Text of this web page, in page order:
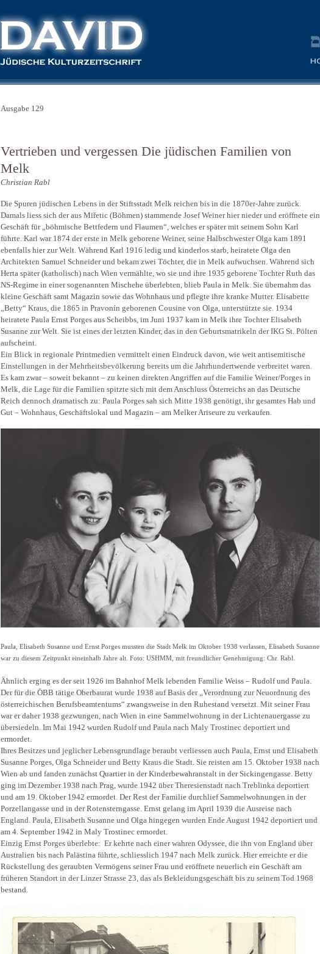
Ausgabe 129
Vertrieben und vergessen Die jüdischen Familien von
Melk
Christian Rabl
Die Spuren jüdischen Lebens in der Stiftsstadt Melk reichen bis in die 1870er-Jahre zurück.
Damals liess sich der aus Miřetic (Böhmen) stammende Josef Weiner hier nieder und eröffnete ein
Geschäft für „böhmische Bettfedern und Flaumen“, welches er später mit seinem Sohn Karl
führte. Karl war 1874 der erste in Melk geborene Weiner, seine Halbschwester Olga kam 1891
ebenfalls hier zur Welt. Während Karl 1916 ledig und kinderlos starb, heiratete Olga den
Architekten Samuel Schneider und bekam zwei Töchter, die in Melk aufwuchsen. Während sich
Herta später (katholisch) nach Wien vermählte, wo sie und ihre 1935 geborene Tochter Ruth das
NS-Regime in einer sogenannten Mischehe überlebten, blieb Paula in Melk. Sie übernahm das
kleine Geschäft samt Magazin sowie das Wohnhaus und pflegte ihre kranke Mutter. Elisabette
„Betty“ Kraus, die 1865 in Pravonín geborenen Cousine von Olga, unterstützte sie. 1934
heiratete Paula Ernst Porges aus Scheibbs, im Juni 1937 kam in Melk ihre Tochter Elisabeth
Susanne zur Welt. Sie ist eines der letzten Kinder, das in den Geburtsmatrikeln der IKG St. Pölten
aufscheint.
Ein Blick in regionale Printmedien vermittelt einen Eindruck davon, wie weit antisemitische
Einstellungen in der Mehrheitsbevölkerung bereits um die Jahrhundertwende verbreitet waren.
Es kam zwar – soweit bekannt – zu keinen direkten Angriffen auf die Familie Weiner/Porges in
Melk, die Lage für die Familien spitzte sich mit dem Anschluss Österreichs an das Deutsche
Reich dennoch dramatisch zu: Paula Porges sah sich Mitte 1938 genötigt, ihr gesamtes Hab und
Gut – Wohnhaus, Geschäftslokal und Magazin – am Melker Ariseure zu verkaufen.
Paula, Elisabeth Susanne und Ernst Porges mussten die Stadt Melk im Oktober 1938 verlassen, Elisabeth Susanne
war zu diesem Zeitpunkt eineinhalb Jahre alt. Foto: USHMM, mit freundlicher Genehmigung: Chr. Rabl.
Ähnlich erging es der seit 1926 im Bahnhof Melk lebenden Familie Weiss – Rudolf und Paula.
Der für die ÖBB tätige Oberbaurat wurde 1938 auf Basis der „Verordnung zur Neuordnung des
österreichischen Berufsbeamtentums“ zwangsweise in den Ruhestand versetzt. Mit seiner Frau
war er daher 1938 gezwungen, nach Wien in eine Sammelwohnung in der Lichtenauergasse zu
übersiedeln. Im Mai 1942 wurden Rudolf und Paula nach Maly Trostinec deportiert und
ermordet.
Ihres Besitzes und jeglicher Lebensgrundlage beraubt verliessen auch Paula, Ernst und Elisabeth
Susanne Porges, Olga Schneider und Betty Kraus die Stadt. Sie reisten am 15. Oktober 1938 nach
Wien ab und fanden zunächst Quartier in der Kinderbewahranstalt in der Sickingengasse. Betty
ging im Dezember 1938 nach Prag, wurde 1942 über Theresienstadt nach Treblinka deportiert
und am 19. Oktober 1942 ermordet. Der Rest der Familie durchlief Sammelwohnungen in der
Porzellangasse und in der Rotensterngasse. Ernst gelang im April 1939 die Ausreise nach
England. Paula, Elisabeth Susanne und Olga hingegen wurden Ende August 1942 deportiert und
am 4. September 1942 in Maly Trostinec ermordet.
Einzig Ernst Porges überlebte: Er kehrte nach einer wahren Odyssee, die ihn von England über
Australien bis nach Palästina führte, schliesslich 1947 nach Melk zurück. Hier erreichte er die
Rückstellung des geraubten Vermögens seiner Frau und eröffnete neuerlich ein Geschäft am
früheren Standort in der Linzer Strasse 23, das als Bekleidungsgeschäft bis zu seinem Tod 1968
bestand.